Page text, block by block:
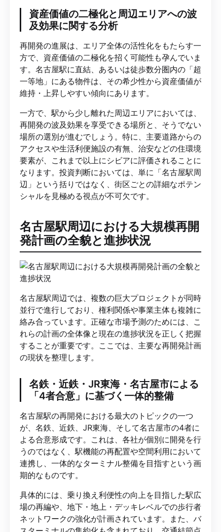
資産価値の二極化と周辺エリアへの波
及効果に関する分析
再開発の進展は、エリア全体の活性化をもたらす一
方で、資産価値の二極化を招く可能性も孕んでいま
す。名古屋駅に直結、あるいは徒歩数分圏内の「超
一等地」にある物件は、その希少性から資産価値が
維持・上昇しやすい傾向にあります。
一方で、駅から少し離れた周辺エリアにおいては、
再開発の波及効果を享受できる場所と、そうでない
場所の選別が進むでしょう。特に、主要道路からの
アクセスや生活利便施設の有無、治安などの住環境
要素が、これまで以上にシビアに評価されることに
なります。投資判断においては、単に「名古屋駅周
辺」という括りではなく、街区ごとの詳細なポテン
シャルを見極める視点が不可欠です。
名古屋駅周辺における大規模再開
発計画の全貌と進捗状況
名古屋駅周辺では、複数の巨大プロジェクトが同時
並行で進行しており、権利関係や事業主体も複雑に
絡み合っています。正確な市場予測のためには、こ
れらの計画の全体像と現在の進捗状況を正しく把握
することが重要です。ここでは、主要な再開発計画
の現状を整理します。
名鉄・近鉄・JR東海・名古屋市による
「4者合意」に基づく一体的整備
名古屋駅の再開発における最大のトピックの一つ
が、名鉄、近鉄、JR東海、そして名古屋市の4者に
よる合意形成です。これは、各社が個別に開発を行
うのではなく、駅機能の再配置や空間利用において
連携し、一体的なターミナル整備を目指すという画
期的なものです。
具体的には、乗り換え利便性の向上を目指した駅広
場の再編や、地下・地上・デッキレベルでの歩行者
ネットワークの強化が計画されています。また、バ